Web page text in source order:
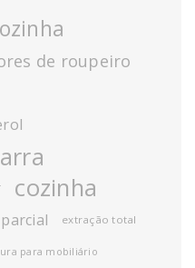
de roupeiro
cozinha
extração total
para mobiliário